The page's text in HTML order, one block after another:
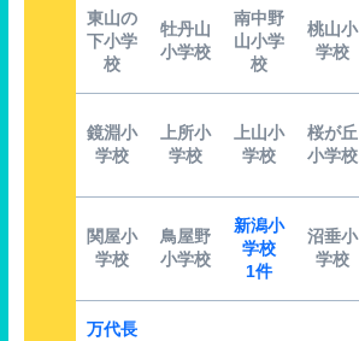
東山の
下小学
校
牡丹山
小学校
南中野
山小学
校
桃山小
学校
鏡淵小
学校
上所小
学校
上山小
学校
桜が丘
小学校
関屋小
学校
鳥屋野
小学校
新潟小
学校
1件
沼垂小
学校
万代長